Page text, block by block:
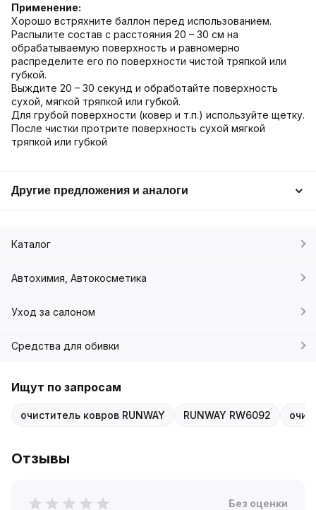
Применение:
Хорошо встряхните баллон перед использованием.
Распылите состав с расстояния 20 – 30 см на
обрабатываемую поверхность и равномерно
распределите его по поверхности чистой тряпкой или
губкой.
Выждите 20 – 30 секунд и обработайте поверхность
сухой, мягкой тряпкой или губкой.
Для грубой поверхности (ковер и т.п.) используйте щетку.
После чистки протрите поверхность сухой мягкой
тряпкой или губкой
Другие предложения и аналоги
Каталог
Автохимия, Автокосметика
Уход за салоном
Средства для обивки
Ищут по запросам
очиститель ковров RUNWAY RUNWAY RW6092
Отзывы
Без оценки